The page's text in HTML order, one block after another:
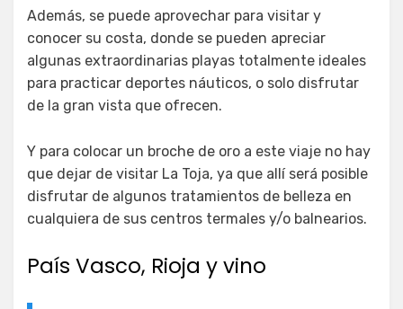
Además, se puede aprovechar para visitar y
conocer su costa, donde se pueden apreciar
algunas extraordinarias playas totalmente ideales
para practicar deportes náuticos, o solo disfrutar
de la gran vista que ofrecen.
Y para colocar un broche de oro a este viaje no hay
que dejar de visitar La Toja, ya que allí será posible
disfrutar de algunos tratamientos de belleza en
cualquiera de sus centros termales y/o balnearios.
País Vasco, Rioja y vino